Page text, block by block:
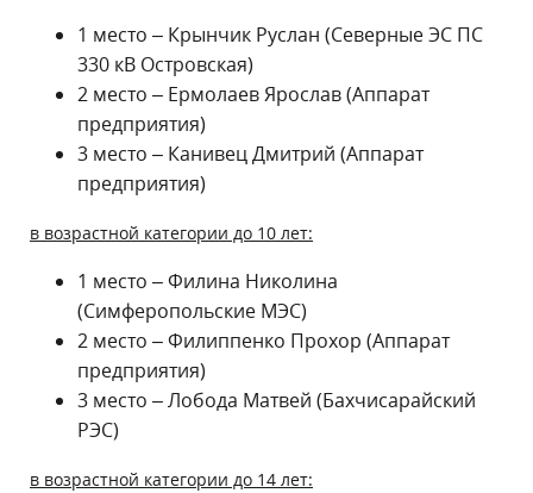
1 место – Крынчик Руслан (Северные ЭС ПС
330 кВ Островская)
2 место – Ермолаев Ярослав (Аппарат
предприятия)
3 место – Канивец Дмитрий (Аппарат
предприятия)
в возрастной категории до 10 лет:
1 место – Филина Николина
(Симферопольские МЭС)
2 место – Филиппенко Прохор (Аппарат
предприятия)
3 место – Лобода Матвей (Бахчисарайский
РЭС)
в возрастной категории до 14 лет: